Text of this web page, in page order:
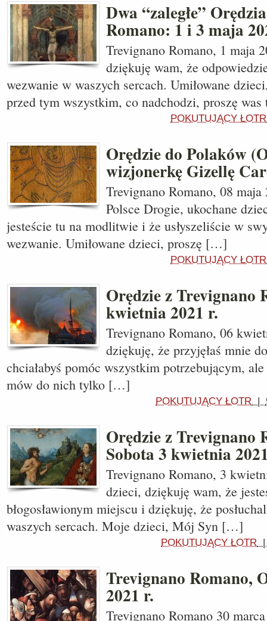
Dwa “zaległe”
Romano: 1 i 3 maja
Trevignano Romano, 1 maja
dziękuję wam, że
wezwanie w waszych sercach. Umiłowane
przed tym wszystkim, co nadchodzi, proszę
POKUTUJĄCY ŁOTR
Orędzie do Polaków
wizjonerkę Gizellę
Trevignano Romano, 08
Polsce Drogie, ukochane
jesteście tu na modlitwie i że usłyszeliście w
wezwanie. Umiłowane dzieci, proszę […]
POKUTUJĄCY ŁOTR
Orędzie z Trevignano
kwietnia 2021 r.
Trevignano Romano, 06
dziękuję, że przyjęłaś mnie
chciałabyś pomóc wszystkim potrzebującym,
mów do nich tylko […]
POKUTUJĄCY ŁOTR |
Orędzie z Trevignano
Sobota 3 kwietnia
Trevignano Romano, 3
dzieci, dziękuję wam, że
błogosławionym miejscu i dziękuję, że
waszych sercach. Moje dzieci, Mój Syn […]
POKUTUJĄCY ŁOTR
Trevignano Romano,
2021 r.
Trevignano Romano 30